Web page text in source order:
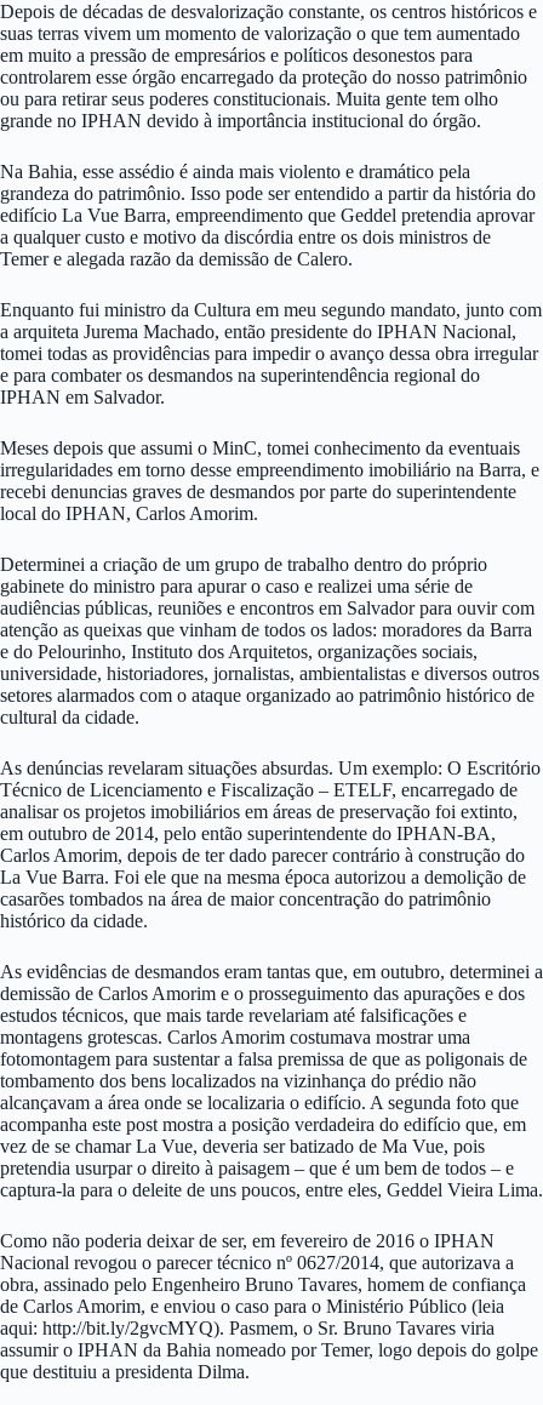
Depois de décadas de desvalorização constante, os centros históricos e
suas terras vivem um momento de valorização o que tem aumentado
em muito a pressão de empresários e políticos desonestos para
controlarem esse órgão encarregado da proteção do nosso patrimônio
ou para retirar seus poderes constitucionais. Muita gente tem olho
grande no IPHAN devido à importância institucional do órgão.
Na Bahia, esse assédio é ainda mais violento e dramático pela
grandeza do patrimônio. Isso pode ser entendido a partir da história do
edifício La Vue Barra, empreendimento que Geddel pretendia aprovar
a qualquer custo e motivo da discórdia entre os dois ministros de
Temer e alegada razão da demissão de Calero.
Enquanto fui ministro da Cultura em meu segundo mandato, junto com
a arquiteta Jurema Machado, então presidente do IPHAN Nacional,
tomei todas as providências para impedir o avanço dessa obra irregular
e para combater os desmandos na superintendência regional do
IPHAN em Salvador.
Meses depois que assumi o MinC, tomei conhecimento da eventuais
irregularidades em torno desse empreendimento imobiliário na Barra, e
recebi denuncias graves de desmandos por parte do superintendente
local do IPHAN, Carlos Amorim.
Determinei a criação de um grupo de trabalho dentro do próprio
gabinete do ministro para apurar o caso e realizei uma série de
audiências públicas, reuniões e encontros em Salvador para ouvir com
atenção as queixas que vinham de todos os lados: moradores da Barra
e do Pelourinho, Instituto dos Arquitetos, organizações sociais,
universidade, historiadores, jornalistas, ambientalistas e diversos outros
setores alarmados com o ataque organizado ao patrimônio histórico de
cultural da cidade.
As denúncias revelaram situações absurdas. Um exemplo: O Escritório
Técnico de Licenciamento e Fiscalização – ETELF, encarregado de
analisar os projetos imobiliários em áreas de preservação foi extinto,
em outubro de 2014, pelo então superintendente do IPHAN-BA,
Carlos Amorim, depois de ter dado parecer contrário à construção do
La Vue Barra. Foi ele que na mesma época autorizou a demolição de
casarões tombados na área de maior concentração do patrimônio
histórico da cidade.
As evidências de desmandos eram tantas que, em outubro, determinei a
demissão de Carlos Amorim e o prosseguimento das apurações e dos
estudos técnicos, que mais tarde revelariam até falsificações e
montagens grotescas. Carlos Amorim costumava mostrar uma
fotomontagem para sustentar a falsa premissa de que as poligonais de
tombamento dos bens localizados na vizinhança do prédio não
alcançavam a área onde se localizaria o edifício. A segunda foto que
acompanha este post mostra a posição verdadeira do edifício que, em
vez de se chamar La Vue, deveria ser batizado de Ma Vue, pois
pretendia usurpar o direito à paisagem – que é um bem de todos – e
captura-la para o deleite de uns poucos, entre eles, Geddel Vieira Lima.
Como não poderia deixar de ser, em fevereiro de 2016 o IPHAN
Nacional revogou o parecer técnico nº 0627/2014, que autorizava a
obra, assinado pelo Engenheiro Bruno Tavares, homem de confiança
de Carlos Amorim, e enviou o caso para o Ministério Público (leia
aqui: http://bit.ly/2gvcMYQ). Pasmem, o Sr. Bruno Tavares viria
assumir o IPHAN da Bahia nomeado por Temer, logo depois do golpe
que destituiu a presidenta Dilma.